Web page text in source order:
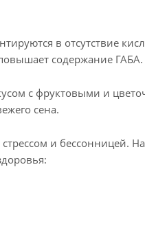
в отсутствие
содержание ГАБА.
с фруктовыми и
сена.
и бессонницей.